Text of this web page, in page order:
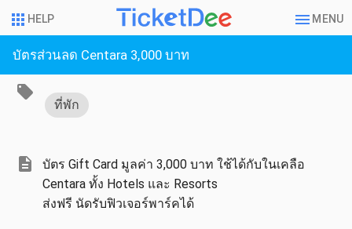
HELP MENU
บัตรส่วนลด Centara 3,000 บาท
ที่พัก
บัตร Gift Card มูลค่า 3,000 บาท ใช้ได้กับในเคลือ
Centara ทั้ง Hotels และ Resorts
ส่งฟรี นัดรับฟิวเจอร์พาร์คได้